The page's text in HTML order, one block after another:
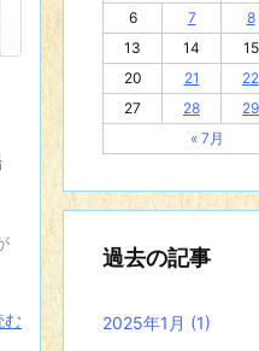
む
6
7 8
13
14 15
20
21 22
27
28 29
« 7月
過去の記事
2025年1月 (1)